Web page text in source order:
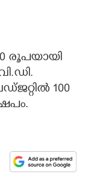
രൂപയായി
100